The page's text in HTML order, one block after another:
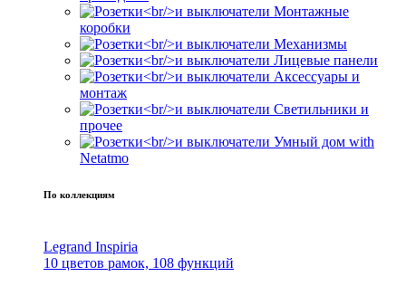
Монтажные
коробки
Механизмы
Лицевые панели
Аксессуары и
монтаж
Светильники и
прочее
Умный дом with
Netatmo
По коллекциям
Legrand Inspiria
10 цветов рамок, 108 функций